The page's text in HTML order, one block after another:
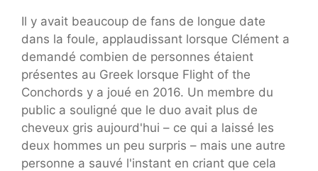
Il y avait beaucoup de fans de longue date
dans la foule, applaudissant lorsque Clément a
demandé combien de personnes étaient
présentes au Greek lorsque Flight of the
Conchords y a joué en 2016. Un membre du
public a souligné que le duo avait plus de
cheveux gris aujourd'hui – ce qui a laissé les
deux hommes un peu surpris – mais une autre
personne a sauvé l'instant en criant que cela